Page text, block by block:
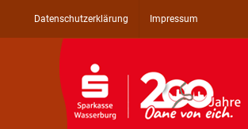
Datenschutzerklärung Impressum